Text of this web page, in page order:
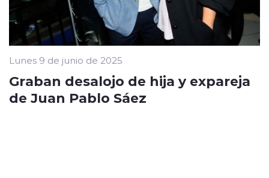
Lunes 9 de junio de 2025
Graban desalojo de hija y expareja
de Juan Pablo Sáez